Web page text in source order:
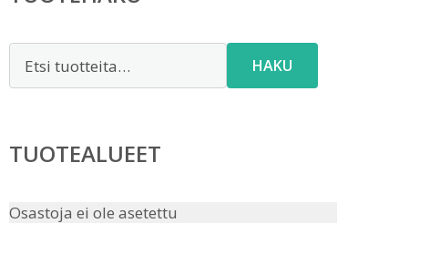
HAKU
TUOTEALUEET
Osastoja ei ole asetettu